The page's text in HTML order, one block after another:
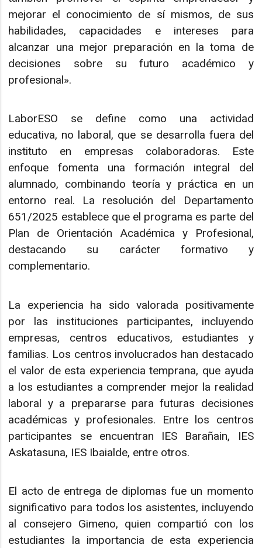
mejorar el conocimiento de sí mismos, de sus
habilidades, capacidades e intereses para
alcanzar una mejor preparación en la toma de
decisiones sobre su futuro académico y
profesional».
LaborESO se define como una actividad
educativa, no laboral, que se desarrolla fuera del
instituto en empresas colaboradoras. Este
enfoque fomenta una formación integral del
alumnado, combinando teoría y práctica en un
entorno real. La resolución del Departamento
651/2025 establece que el programa es parte del
Plan de Orientación Académica y Profesional,
destacando su carácter formativo y
complementario.
La experiencia ha sido valorada positivamente
por las instituciones participantes, incluyendo
empresas, centros educativos, estudiantes y
familias. Los centros involucrados han destacado
el valor de esta experiencia temprana, que ayuda
a los estudiantes a comprender mejor la realidad
laboral y a prepararse para futuras decisiones
académicas y profesionales. Entre los centros
participantes se encuentran IES Barañain, IES
Askatasuna, IES Ibaialde, entre otros.
El acto de entrega de diplomas fue un momento
significativo para todos los asistentes, incluyendo
al consejero Gimeno, quien compartió con los
estudiantes la importancia de esta experiencia